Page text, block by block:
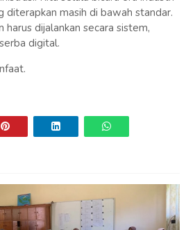
diterapkan masih di bawah standar.
harus dijalankan secara sistem,
digital.